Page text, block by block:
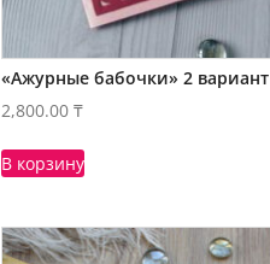
«Ажурные бабочки» 2 вариант
2,800.00₸
В корзину